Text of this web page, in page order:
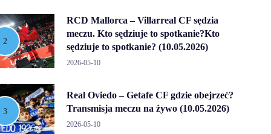
RCD Mallorca – Villarreal CF sędzia
meczu. Kto sędziuje to spotkanie?Kto
sędziuje to spotkanie? (10.05.2026)
2026-05-10
Real Oviedo – Getafe CF gdzie obejrzeć?
Transmisja meczu na żywo (10.05.2026)
2026-05-10